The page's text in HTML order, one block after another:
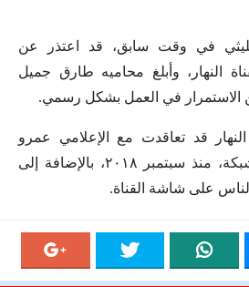
في وقت سابق، قد اعتذر عن
النهار، وأبلغ محاميه طارق جميل
الاستمرار في العمل بشكل رسمي.
قد تعاقدت مع الإعلامي عمرو
الليثي رئيسا لقنوات الشبكة، منذ سبتمبر ٢٠١٨، بالإضافة إلى
على شاشة القناة.